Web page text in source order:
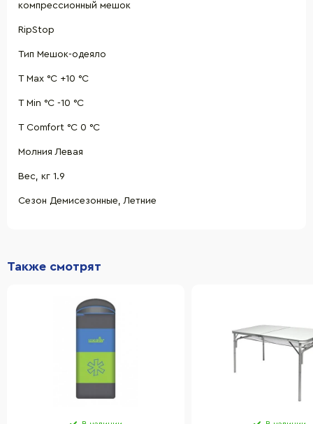
компрессионный мешок
RipStop
Тип Мешок-одеяло
Т Max °C +10 °C
Т Min °C -10 °C
Т Comfort °C 0 °C
Молния Левая
Вес, кг 1.9
Сезон Демисезонные, Летние
Также смотрят